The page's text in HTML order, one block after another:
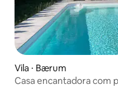
Vila ⋅ Bærum
Casa encantadora com